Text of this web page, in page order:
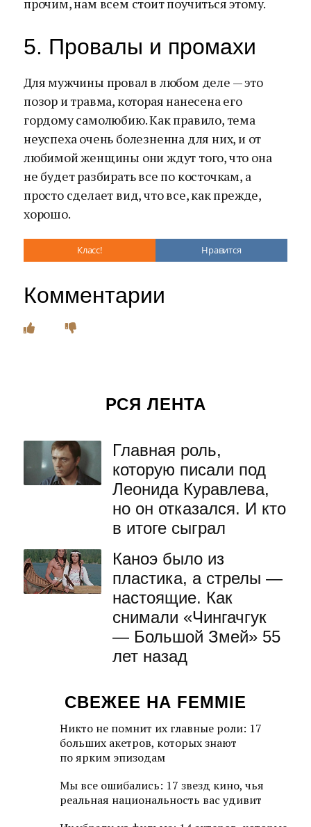
прочим, нам всем стоит поучиться этому.
5. Провалы и промахи
Для мужчины провал в любом деле — это
позор и травма, которая нанесена его
гордому самолюбию. Как правило, тема
неуспеха очень болезненна для них, и от
любимой женщины они ждут того, что она
не будет разбирать все по косточкам, а
просто сделает вид, что все, как прежде,
хорошо.
Класс! Нравится
Комментарии
РСЯ ЛЕНТА
Главная роль,
которую писали под
Леонида Куравлева,
но он отказался. И кто
в итоге сыграл
Каноэ было из
пластика, а стрелы —
настоящие. Как
снимали «Чингачгук
— Большой Змей» 55
лет назад
СВЕЖЕЕ НА FEMMIE
Никто не помнит их главные роли: 17
больших акетров, которых знают
по ярким эпизодам
Мы все ошибались: 17 звезд кино, чья
реальная национальность вас удивит